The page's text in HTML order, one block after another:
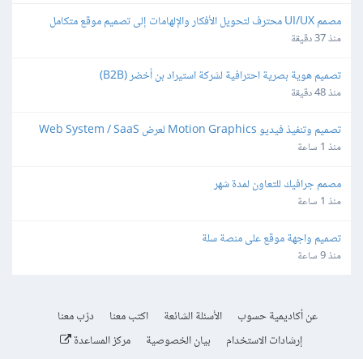
مصمم UI/UX محترف لتحويل الأفكار والإلهامات إلى تصميم موقع متكامل
منذ 37 دقيقة
تصميم هوية بصرية احترافية لشركة استيراد بن أخضر (B2B)
منذ 48 دقيقة
تصميم وتنفيذ فيديو Motion Graphics لعرض Web System / SaaS
منذ 1 ساعة
مصمم جرافيك للتعاون لمدة شهر
منذ 1 ساعة
تصميم واجهة موقع على منصة سلة
منذ 9 ساعة
عن أكاديمية حسوب الأسئلة الشائعة اكتب معنا
درّب معنا
إرشادات الاستخدام
بيان الخصوصية مركز المساعدة